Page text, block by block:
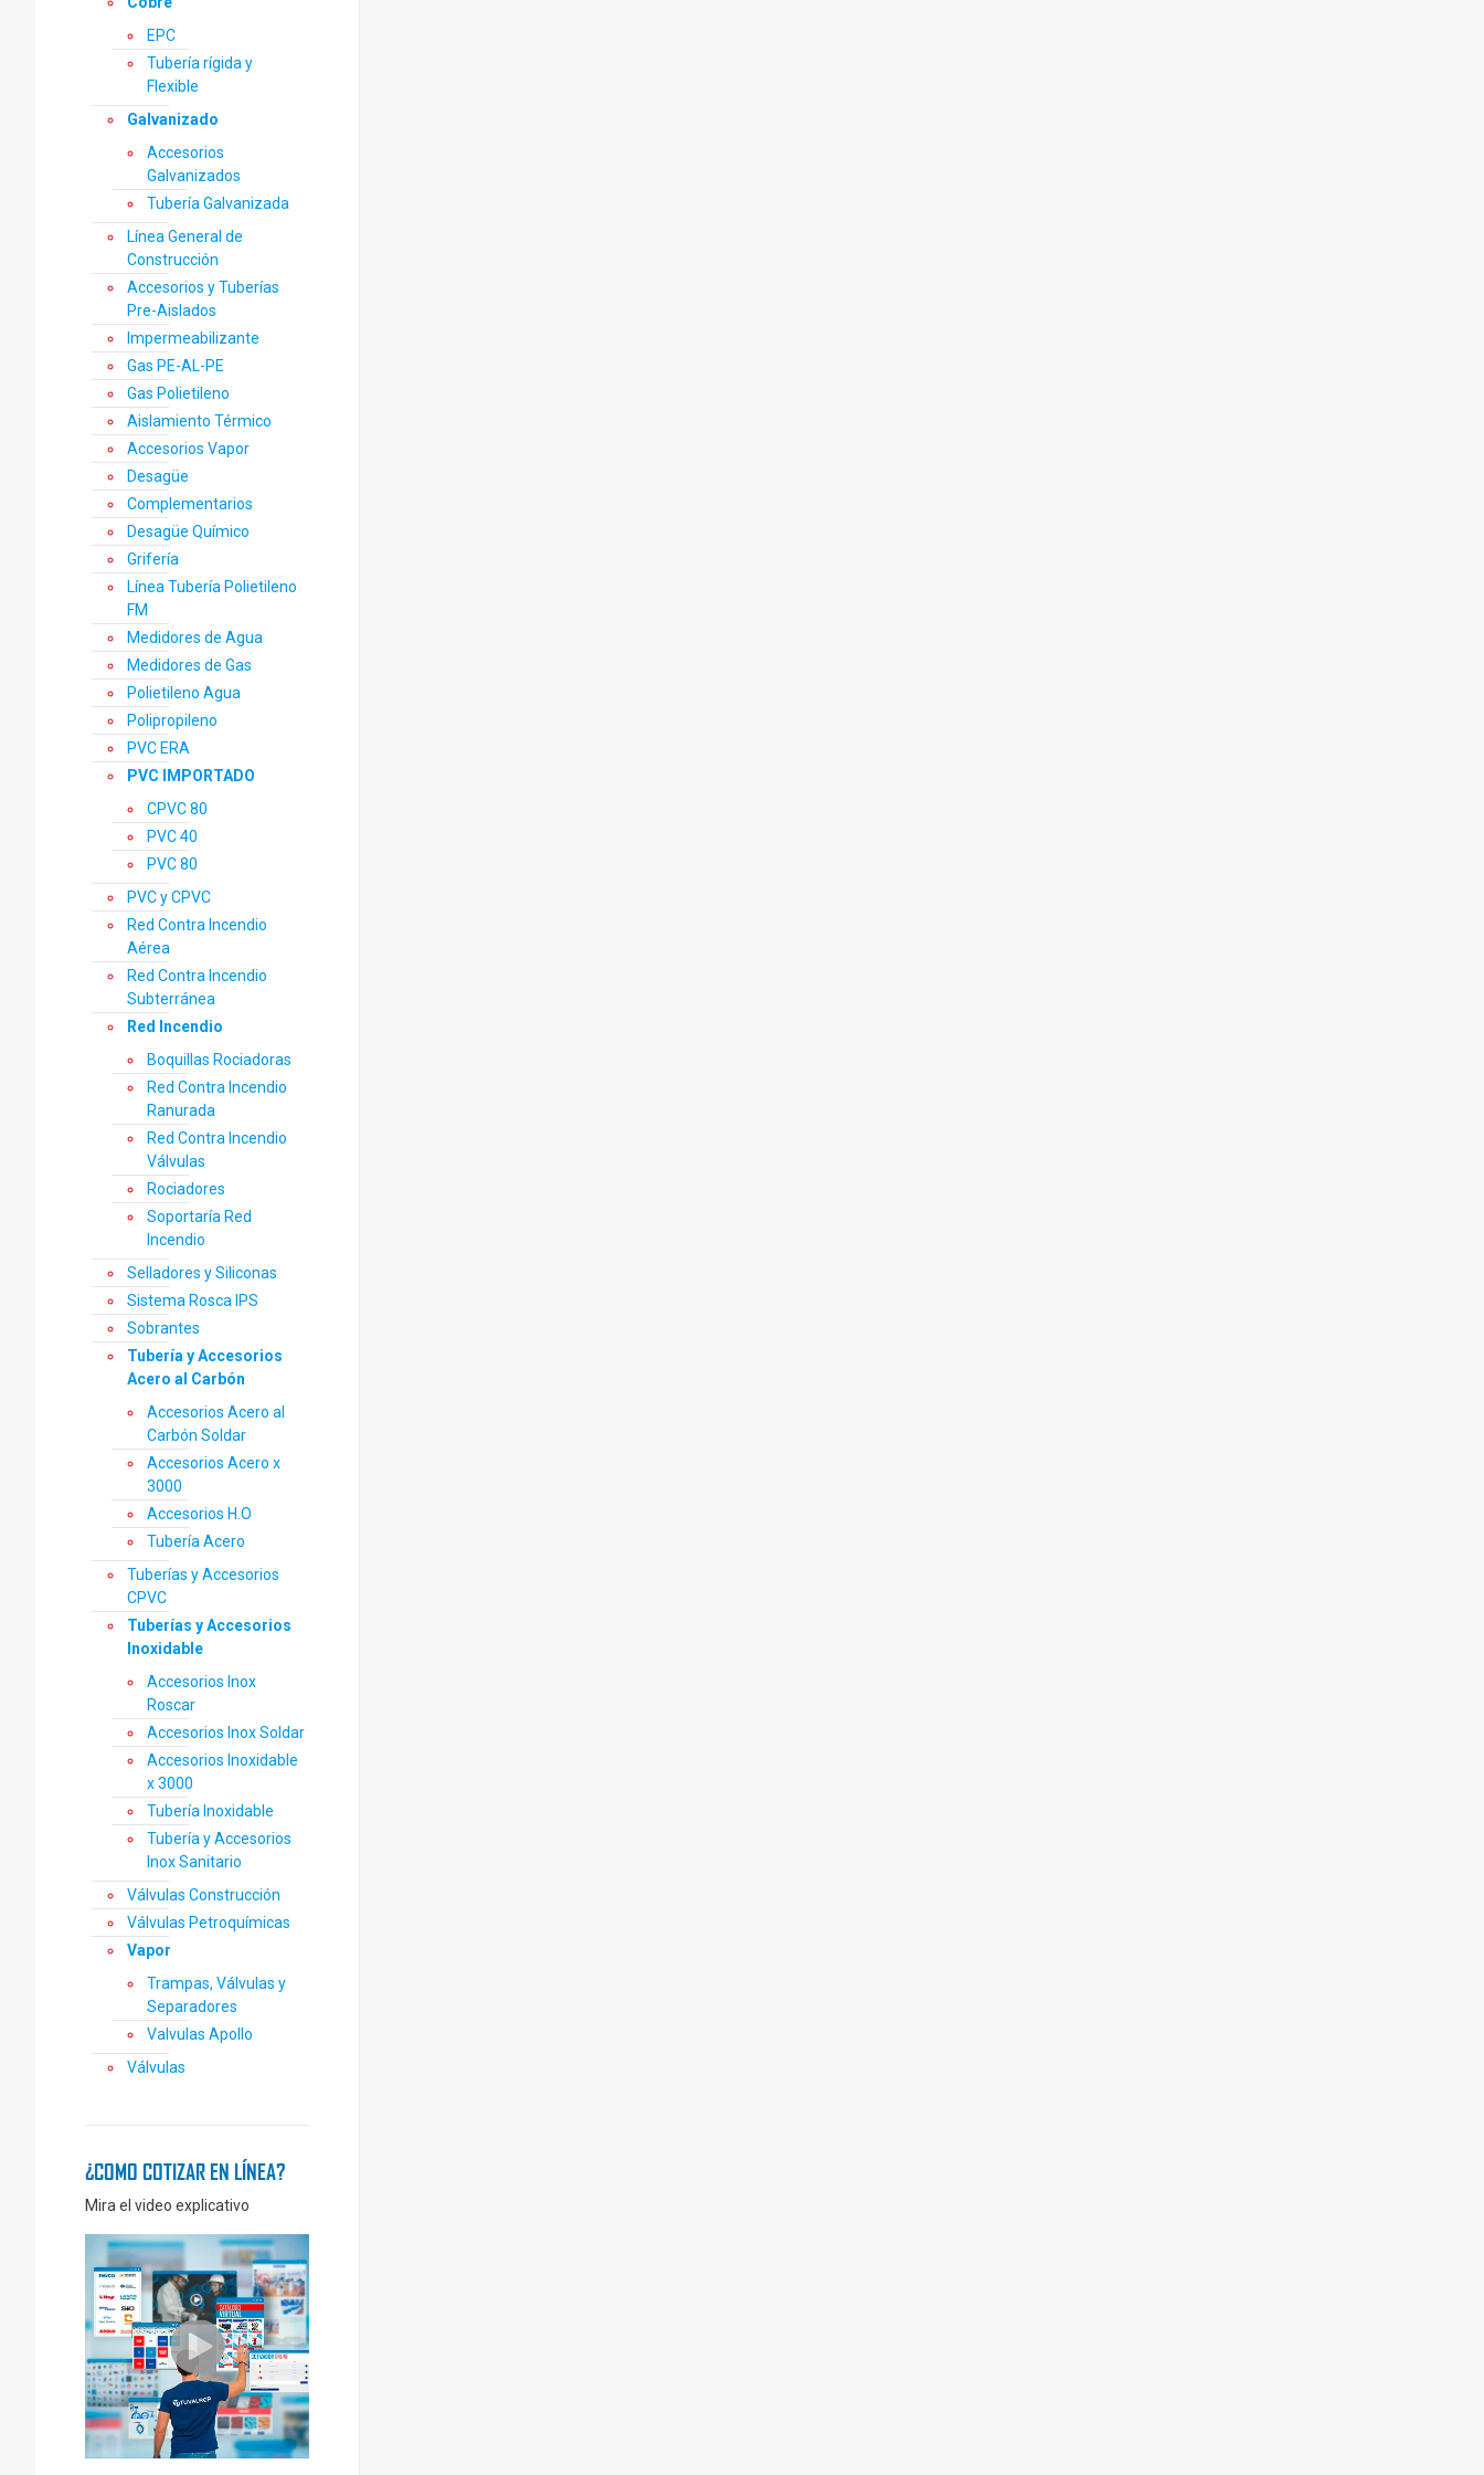
EPC
Tubería rígida y
Flexible
Galvanizado
Accesorios
Galvanizados
Tubería Galvanizada
Línea General de
Construcción
Accesorios y Tuberías
Pre-Aislados
Impermeabilizante
Gas PE-AL-PE
Gas Polietileno
Aislamiento Térmico
Accesorios Vapor
Desagüe
Complementarios
Desagüe Químico
Grifería
Línea Tubería Polietileno
FM
Medidores de Agua
Medidores de Gas
Polietileno Agua
Polipropileno
PVC ERA
PVC IMPORTADO
CPVC 80
PVC 40
PVC 80
PVC y CPVC
Red Contra Incendio
Aérea
Red Contra Incendio
Subterránea
Red Incendio
Boquillas Rociadoras
Red Contra Incendio
Ranurada
Red Contra Incendio
Válvulas
Rociadores
Soportaría Red
Incendio
Selladores y Siliconas
Sistema Rosca IPS
Sobrantes
Tubería y Accesorios
Acero al Carbón
Accesorios Acero al
Carbón Soldar
Accesorios Acero x
3000
Accesorios H.O
Tubería Acero
Tuberías y Accesorios
CPVC
Tuberías y Accesorios
Inoxidable
Accesorios Inox
Roscar
Accesorios Inox Soldar
Accesorios Inoxidable
x 3000
Tubería Inoxidable
Tubería y Accesorios
Inox Sanitario
Válvulas Construcción
Válvulas Petroquímicas
Vapor
Trampas, Válvulas y
Separadores
Valvulas Apollo
Válvulas
¿COMO COTIZAR EN LÍNEA?
Mira el video explicativo